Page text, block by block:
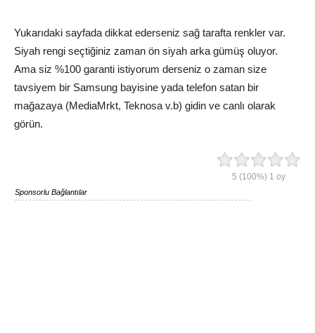
Yukarıdaki sayfada dikkat ederseniz sağ tarafta renkler var.
Siyah rengi seçtiğiniz zaman ön siyah arka gümüş oluyor.
Ama siz %100 garanti istiyorum derseniz o zaman size
tavsiyem bir Samsung bayisine yada telefon satan bir
mağazaya (MediaMrkt, Teknosa v.b) gidin ve canlı olarak
görün.
5 (100%) 1 oy
Sponsorlu Bağlantılar